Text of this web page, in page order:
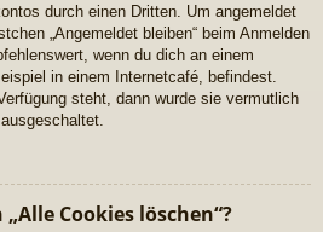
durch einen Dritten. Um angemeldet
„Angemeldet bleiben“ beim Anmelden
wenn du dich an einem
in einem Internetcafé, befindest.
steht, dann wurde sie vermutlich
Cookies löschen“?